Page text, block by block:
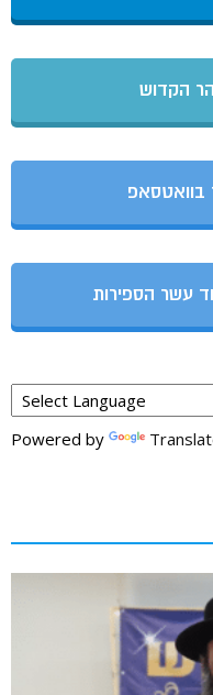
הקדוש
בוואטסאפ
עשר הספירות
Powered by